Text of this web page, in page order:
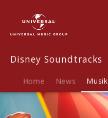
Soundtracks
Musik
Disney
Disney Soundtracks
Home News Musik